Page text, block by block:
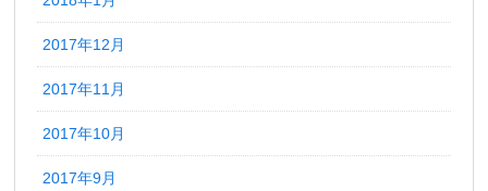
2017年12月
2017年11月
2017年10月
2017年9月